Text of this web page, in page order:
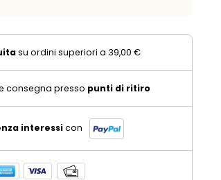
su ordini superiori a 39,00 €
consegna presso punti di ritiro
interessicon